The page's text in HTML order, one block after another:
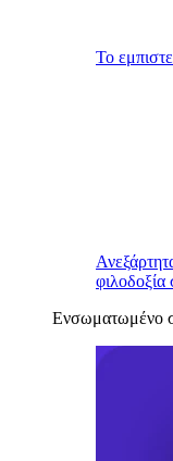
Το
φιλοδοξία
Ενσωματωμένο